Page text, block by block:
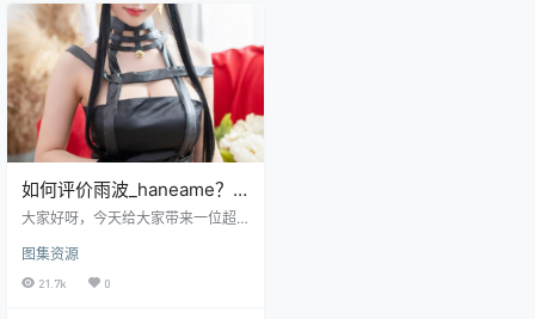
如何评价雨波_haneame？
雨波haneame是哪国人？
大家好呀，今天给大家带来一位超A
齐性感身材和御姐气质的@雨波_ha
neame。之所以小姐姐出众主要还
图集资源
21.7k 0